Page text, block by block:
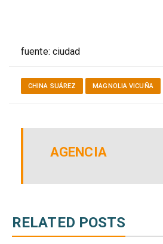
fuente: ciudad
CHINA SUÁREZ MAGNOLIA VICUÑA
AGENCIA
RELATED POSTS